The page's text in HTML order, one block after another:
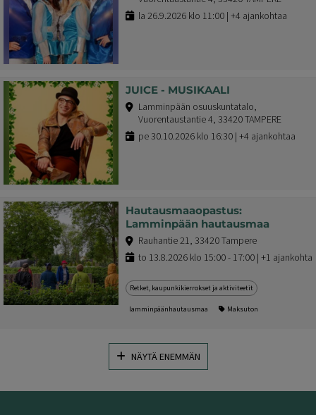
la 26.9.2026 klo 11:00 | +4 ajankohtaa
JUICE - MUSIKAALI
Lamminpään osuuskuntatalo,
Vuorentaustantie 4, 33420 TAMPERE
pe 30.10.2026 klo 16:30 | +4 ajankohtaa
Hautausmaaopastus:
Lamminpään hautausmaa
Rauhantie 21, 33420 Tampere
to 13.8.2026 klo 15:00 - 17:00 | +1 ajankohta
Retket, kaupunkikierrokset ja aktiviteetit
lamminpäänhautausmaa Maksuton
NÄYTÄ ENEMMÄN